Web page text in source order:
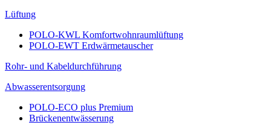
Lüftung
POLO-KWL Komfortwohnraumlüftung
POLO-EWT Erdwärmetauscher
Rohr- und Kabeldurchführung
Abwasserentsorgung
POLO-ECO plus Premium
Brückenentwässerung